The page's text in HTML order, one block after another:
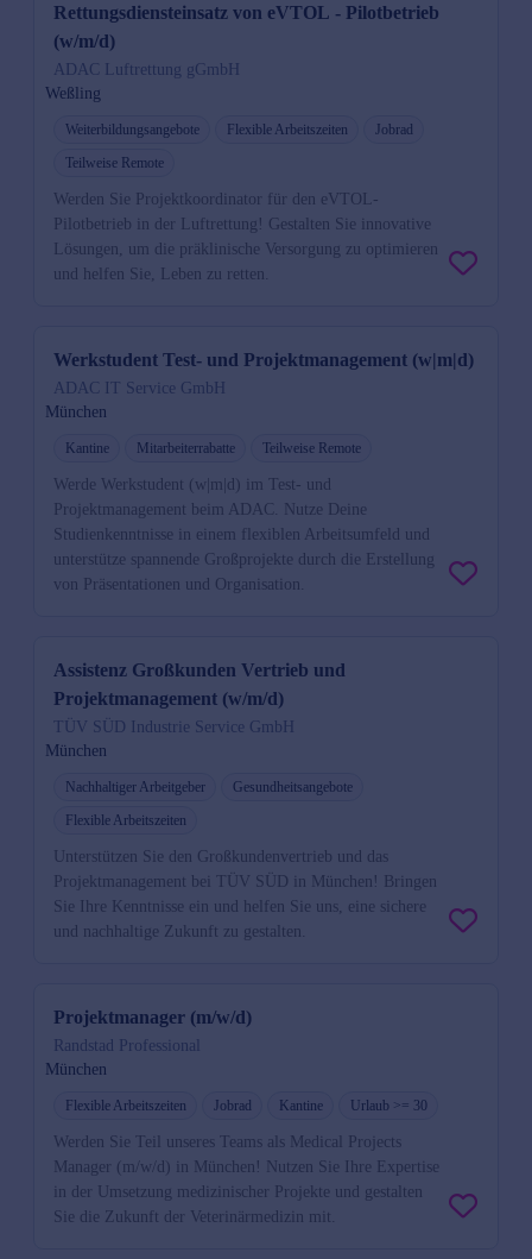
Rettungsdiensteinsatz von eVTOL - Pilotbetrieb
(w/m/d)
ADAC Luftrettung gGmbH
Weßling
Weiterbildungsangebote Flexible Arbeitszeiten
Jobrad
Teilweise Remote
Werden Sie Projektkoordinator für den eVTOL-
Pilotbetrieb in der Luftrettung! Gestalten Sie innovative
Lösungen, um die präklinische Versorgung zu optimieren
und helfen Sie, Leben zu retten.
Werkstudent Test- und Projektmanagement (w|m|d)
ADAC IT Service GmbH
München
Kantine Mitarbeiterrabatte Teilweise Remote
Werde Werkstudent (w|m|d) im Test- und
Projektmanagement beim ADAC. Nutze Deine
Studienkenntnisse in einem flexiblen Arbeitsumfeld und
unterstütze spannende Großprojekte durch die Erstellung
von Präsentationen und Organisation.
Assistenz Großkunden Vertrieb und
Projektmanagement (w/m/d)
TÜV SÜD Industrie Service GmbH
München
Nachhaltiger Arbeitgeber
Gesundheitsangebote
Flexible Arbeitszeiten
Unterstützen Sie den Großkundenvertrieb und das
Projektmanagement bei TÜV SÜD in München! Bringen
Sie Ihre Kenntnisse ein und helfen Sie uns, eine sichere
und nachhaltige Zukunft zu gestalten.
Projektmanager (m/w/d)
Randstad Professional
München
Flexible Arbeitszeiten Jobrad Kantine Urlaub >= 30
Werden Sie Teil unseres Teams als Medical Projects
Manager (m/w/d) in München! Nutzen Sie Ihre Expertise
in der Umsetzung medizinischer Projekte und gestalten
Sie die Zukunft der Veterinärmedizin mit.